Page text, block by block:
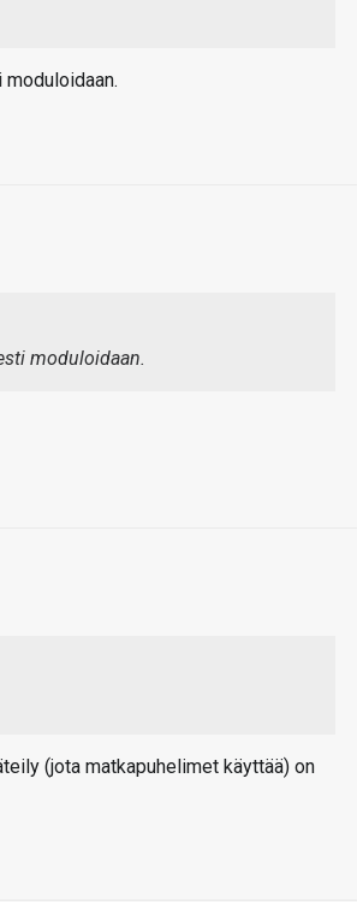
moduloidaan.
(jota matkapuhelimet käyttää) on